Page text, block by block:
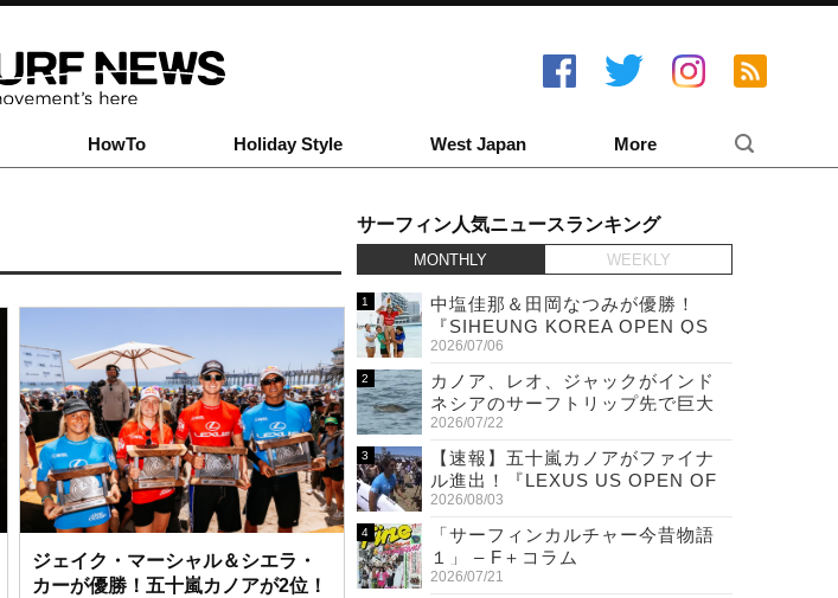
HowTo Holiday Style West Japan More
ジェイク・マーシャル＆シエラ・
カーが優勝！五十嵐カノアが2位！
サーフィン人気ニュースランキング
MONTHLY WEEKLY
中塩佳那＆田岡なつみが優勝！
『SIHEUNG KOREA OPEN QS
6,000 & LQS』
2026/07/06
カノア、レオ、ジャックがインド
ネシアのサーフトリップ先で巨大
ワニと遭遇！
2026/07/22
【速報】五十嵐カノアがファイナ
ル進出！『LEXUS US OPEN OF
SURFING』
2026/08/03
「サーフィンカルチャー今昔物語
１」 – F＋コラム
2026/07/21